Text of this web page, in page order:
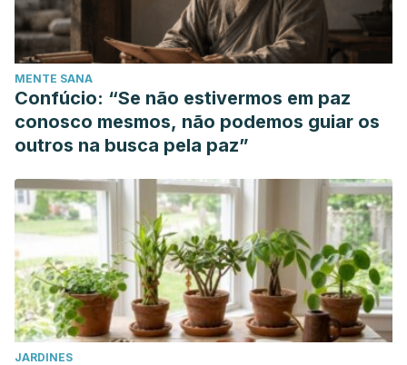
MENTE SANA
Confúcio: “Se não estivermos em paz
conosco mesmos, não podemos guiar os
outros na busca pela paz”
JARDINES